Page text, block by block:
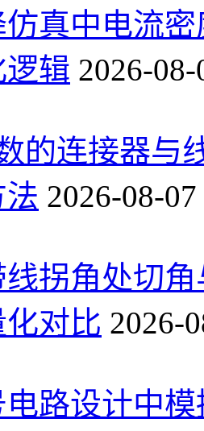
真中电流
辑 2026-
的连接器与
2026-08-
拐角处切
对比 2026-
路设计中